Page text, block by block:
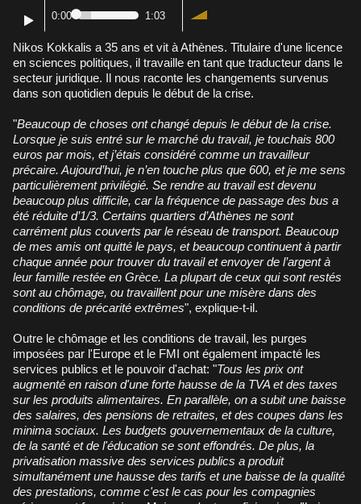
0:00 1:03
Nikos Kokkalis a 35 ans et vit à Athènes. Titulaire d'une licence
en sciences politiques, il travaille en tant que traducteur dans le
secteur juridique. Il nous raconte les changements survenus
dans son quotidien depuis le début de la crise.
"Beaucoup de choses ont changé depuis le début de la crise.
Lorsque je suis entré sur le marché du travail, je touchais 800
euros par mois, et j’étais considéré comme un travailleur
précaire. Aujourd’hui, je n’en touche plus que 600, et je me sens
particulièrement privilégié. Se rendre au travail est devenu
beaucoup plus difficile, car la fréquence de passage des bus a
été réduite d’1/3. Certains quartiers d’Athènes ne sont
carrément plus couverts par le réseau de transport. Beaucoup
de mes amis ont quitté le pays, et beaucoup continuent à partir
chaque année pour trouver du travail et envoyer de l’argent à
leur famille restée en Grèce. La plupart de ceux qui sont restés
sont au chômage, ou travaillent pour une misère dans des
conditions de précarité extrêmes", explique-t-il.
Outre le chômage et les conditions de travail, les purges
imposées par l'Europe et le FMI ont également impacté les
services publics et le pouvoir d'achat: "Tous les prix ont
augmenté en raison d'une forte hausse de la TVA et des taxes
sur les produits alimentaires. En parallèle, on a subit une baisse
des salaires, des pensions de retraites, et des coupes dans les
minima sociaux. Les budgets gouvernementaux de la culture,
de la santé et de l'éducation se sont effondrés. De plus, la
privatisation massive des services publics a produit
simultanément une hausse des tarifs et une baisse de la qualité
des prestations, comme c'est le cas pour les compagnies